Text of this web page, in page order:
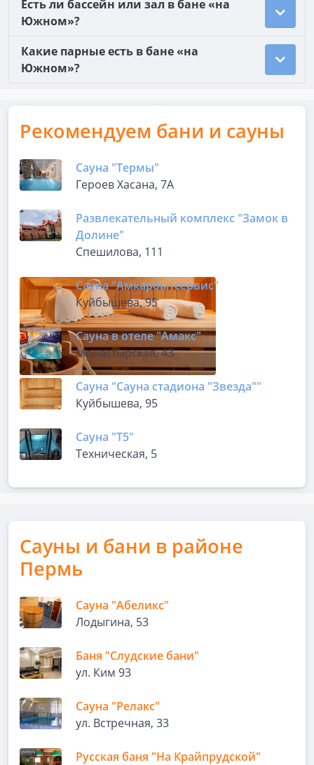
Есть ли бассейн или зал в бане «на
Южном»?
Какие парные есть в бане «на
Южном»?
Рекомендуем бани и сауны
Сауна "Термы"
Героев Хасана, 7А
Развлекательный комплекс "Замок в
Долине"
Спешилова, 111
Сауна "Амкарбытсервис"
Куйбышева, 95
Сауна в отеле "Амакс"
Монастырская, 43
Сауна "Сауна стадиона "Звезда""
Куйбышева, 95
Сауна "Т5"
Техническая, 5
Сауны и бани в районе
Пермь
Сауна "Абеликс"
Лодыгина, 53
Баня "Слудские бани"
ул. Ким 93
Сауна "Релакс"
ул. Встречная, 33
Русская баня "На Крайпрудской"